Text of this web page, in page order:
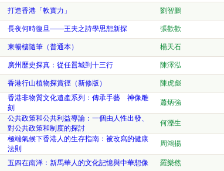
打造香港「軟實力」 劉智鵬
長夜何時復旦——王夫之詩學思想新探 張歡歡
東暢樓隨筆（普通本） 楊天石
廣州歷史探真：從任囂城到十三行 陳澤泓
香港行山植物探賞徑（新修版） 陳虎彪
香港非物質文化遺產系列：傳承手藝 神像雕
刻
蕭炳強
公共政策和公共利益導論：一個由人性出發、
對公共政策和制度的探討
何濼生
極端氣候下香港人的生存指南：被改寫的健康
法則
周鴻揚
五四在南洋：新馬華人的文化記憶與中華想像 羅樂然